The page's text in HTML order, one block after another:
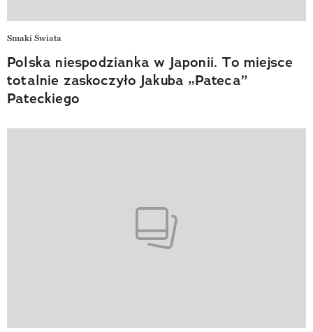
Smaki Świata
Polska niespodzianka w Japonii. To miejsce
totalnie zaskoczyło Jakuba „Pateca”
Pateckiego